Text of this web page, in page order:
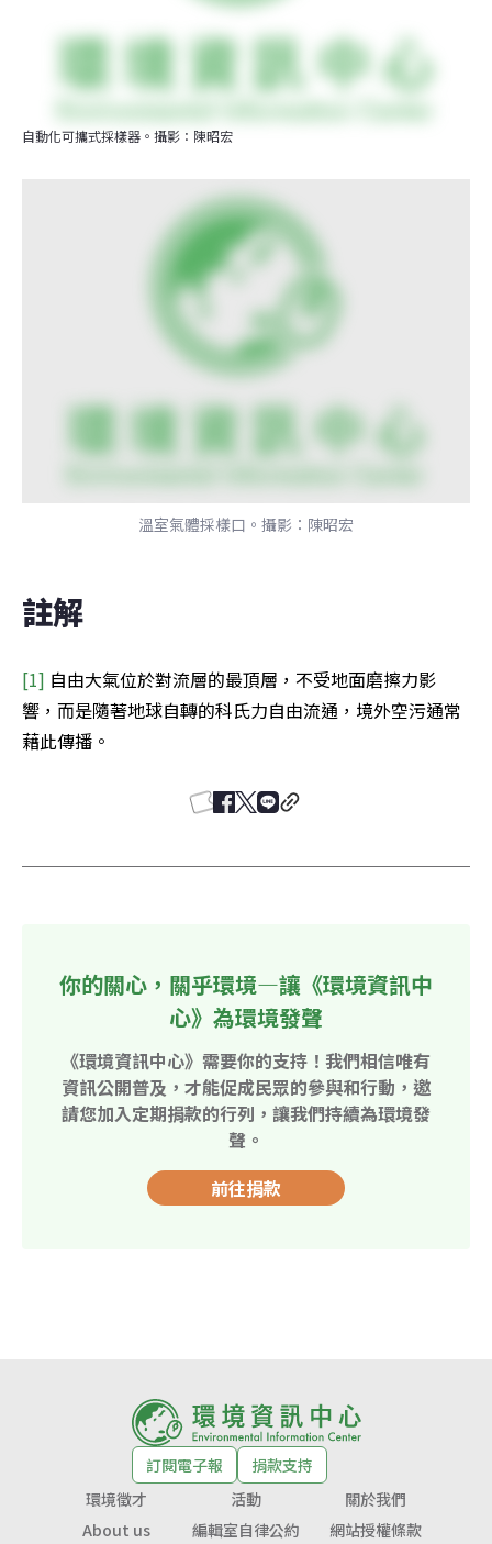
自動化可攜式採樣器。攝影：陳昭宏
溫室氣體採樣口。攝影：陳昭宏
註解
[1] 自由大氣位於對流層的最頂層，不受地面磨擦力影
響，而是隨著地球自轉的科氏力自由流通，境外空污通常
藉此傳播。
你的關心，關乎環境—讓《環境資訊中
心》為環境發聲
《環境資訊中心》需要你的支持！我們相信唯有
資訊公開普及，才能促成民眾的參與和行動，邀
請您加入定期捐款的行列，讓我們持續為環境發
聲。
前往捐款
訂閱電子報
捐款支持
環境徵才
活動
關於我們
About us
編輯室自律公約 網站授權條款